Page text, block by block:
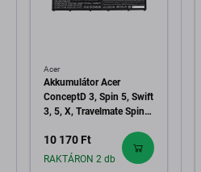
Acer
Akkumulátor Acer
ConceptD 3, Spin 5, Swift
3, 5, X, Travelmate Spin
15.4V, AP18C7M, HQ
10 170 Ft
RAKTÁRON 2 db